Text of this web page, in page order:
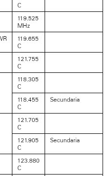
C
119.525
MHz
119.655
C
121.755
C
118.305
C
118.455
C
Secundaria
121.705
C
121.905
C
Secundaria
123.880
C